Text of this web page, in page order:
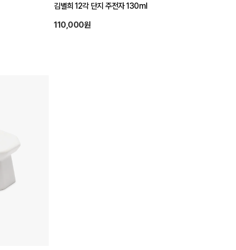
김별희 12각 단지 주전자 130ml
110,000원